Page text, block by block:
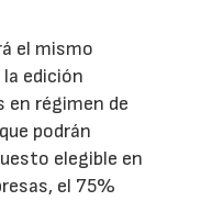
el mismo
la edición
en régimen de
podrán
elegible en
el 75%